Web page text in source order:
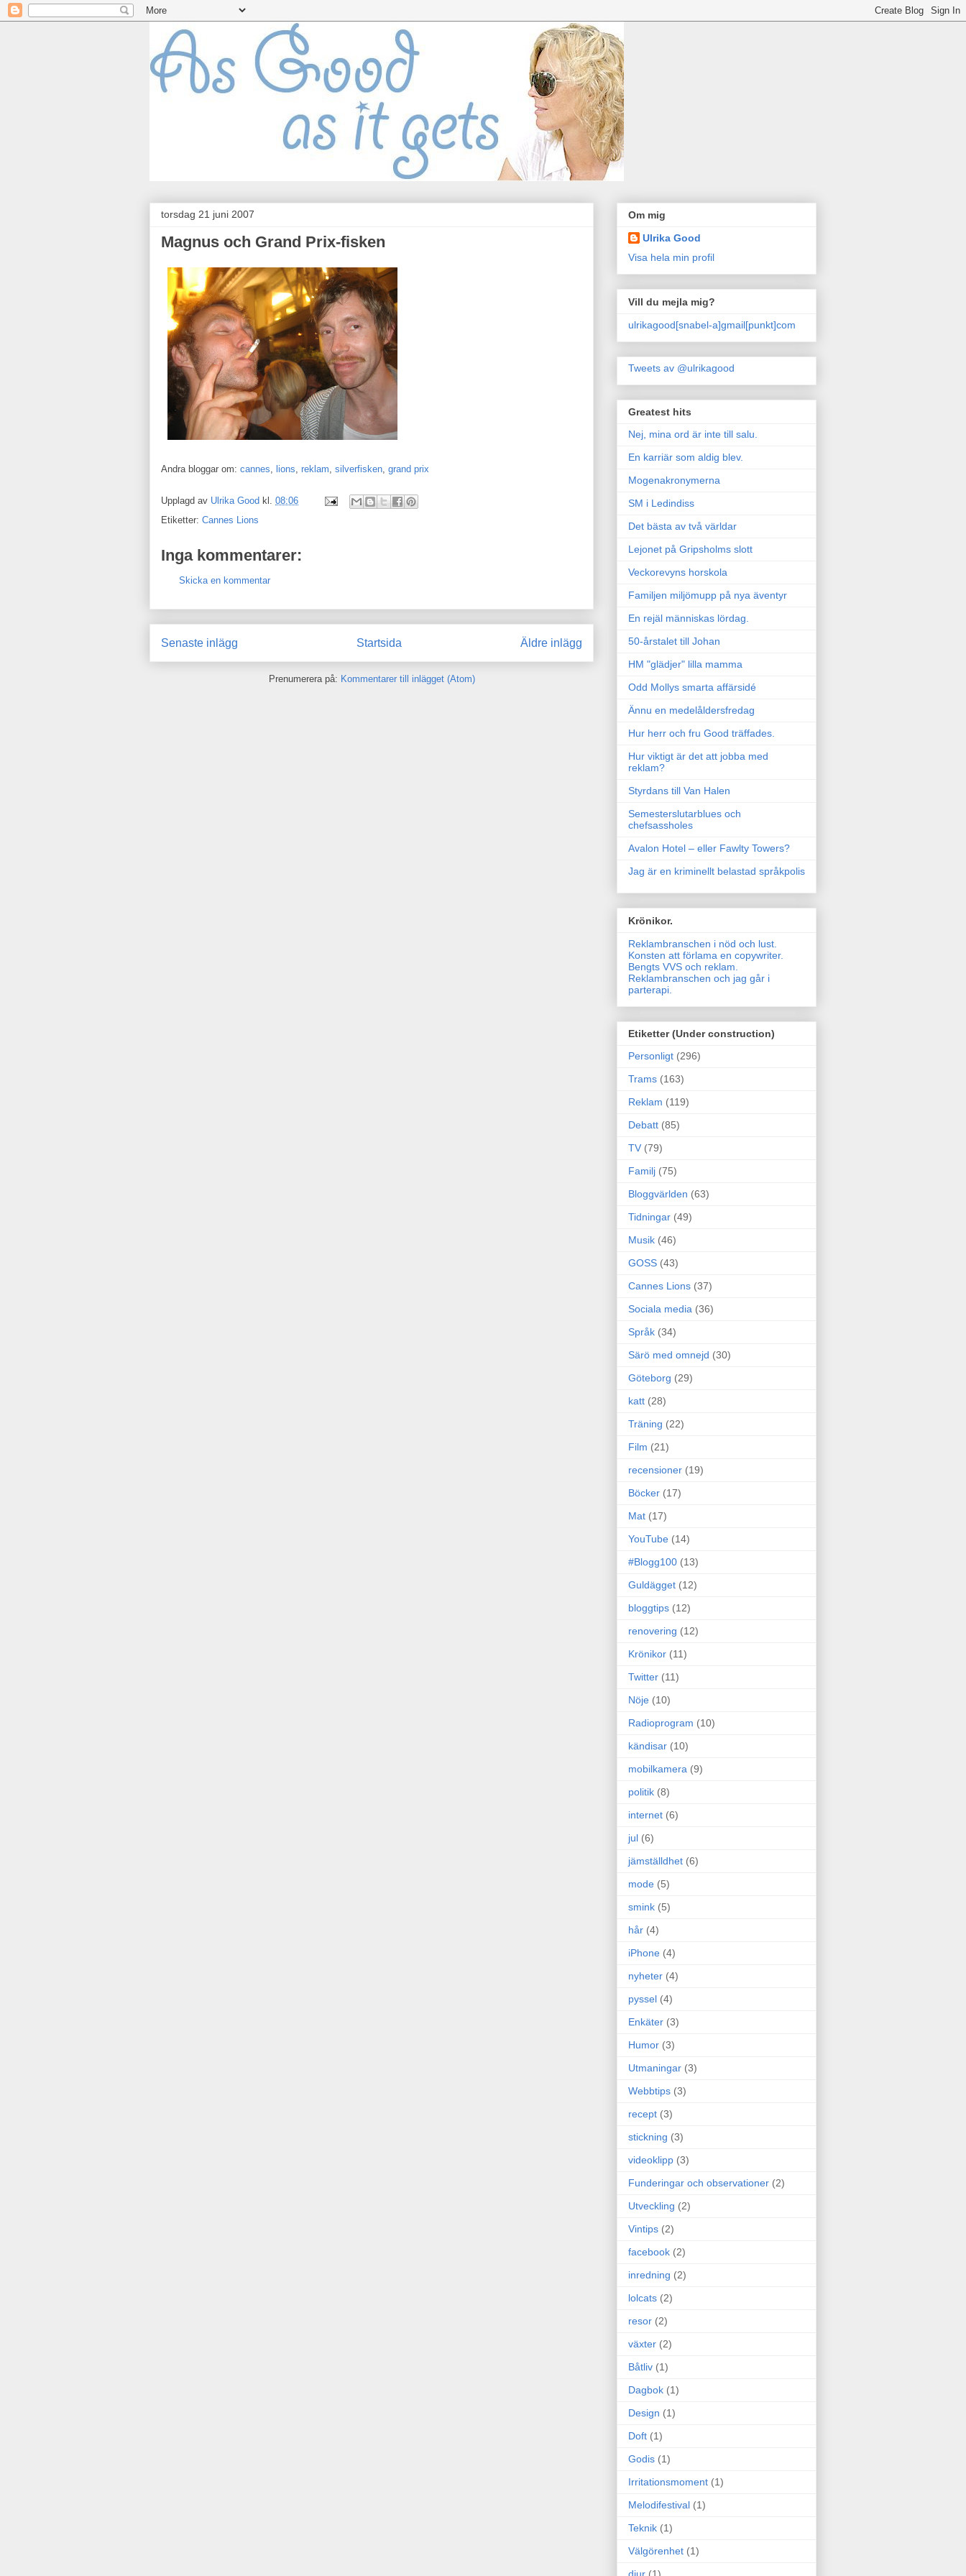
torsdag 21 juni 2007
Magnus och Grand Prix-fisken
Andra bloggar om: cannes, lions, reklam, silverfisken, grand prix
Upplagd av Ulrika Good kl. 08:06
Etiketter: Cannes Lions
Inga kommentarer:
Skicka en kommentar
Senaste inlägg Äldre inlägg
Startsida
Prenumerera på: Kommentarer till inlägget (Atom)
Om mig
Ulrika Good
Visa hela min profil
Vill du mejla mig?
ulrikagood[snabel-a]gmail[punkt]com
Tweets av @ulrikagood
Greatest hits
Nej, mina ord är inte till salu.
En karriär som aldig blev.
Mogenakronymerna
SM i Ledindiss
Det bästa av två världar
Lejonet på Gripsholms slott
Veckorevyns horskola
Familjen miljömupp på nya äventyr
En rejäl människas lördag.
50-årstalet till Johan
HM "glädjer" lilla mamma
Odd Mollys smarta affärsidé
Ännu en medelåldersfredag
Hur herr och fru Good träffades.
Hur viktigt är det att jobba med
reklam?
Styrdans till Van Halen
Semesterslutarblues och
chefsassholes
Avalon Hotel – eller Fawlty Towers?
Jag är en kriminellt belastad språkpolis
Krönikor.
Reklambranschen i nöd och lust.
Konsten att förlama en copywriter.
Bengts VVS och reklam.
Reklambranschen och jag går i
parterapi.
Etiketter (Under construction)
Personligt (296)
Trams (163)
Reklam (119)
Debatt (85)
TV (79)
Familj (75)
Bloggvärlden (63)
Tidningar (49)
Musik (46)
GOSS (43)
Cannes Lions (37)
Sociala media (36)
Språk (34)
Särö med omnejd (30)
Göteborg (29)
katt (28)
Träning (22)
Film (21)
recensioner (19)
Böcker (17)
Mat (17)
YouTube (14)
#Blogg100 (13)
Guldägget (12)
bloggtips (12)
renovering (12)
Krönikor (11)
Twitter (11)
Nöje (10)
Radioprogram (10)
kändisar (10)
mobilkamera (9)
politik (8)
internet (6)
jul (6)
jämställdhet (6)
mode (5)
smink (5)
hår (4)
iPhone (4)
nyheter (4)
pyssel (4)
Enkäter (3)
Humor (3)
Utmaningar (3)
Webbtips (3)
recept (3)
stickning (3)
videoklipp (3)
Funderingar och observationer (2)
Utveckling (2)
Vintips (2)
facebook (2)
inredning (2)
lolcats (2)
resor (2)
växter (2)
Båtliv (1)
Dagbok (1)
Design (1)
Doft (1)
Godis (1)
Irritationsmoment (1)
Melodifestival (1)
Teknik (1)
Välgörenhet (1)